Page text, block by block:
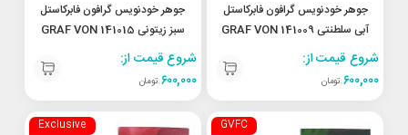
جوهر خودنویس گرافون فابرکاستل
آبی سلطنتی 141009 GRAF VON
FABER-CASTELLRoyal Blue
شروع قیمت از:
۶۰۰,۰۰۰ تومان
جوهر خودنویس گرافون فابرکاستل
سبز زیتونی 141015 GRAF VON
FABER-CASTELL Olive Green
شروع قیمت از:
۶۰۰,۰۰۰ تومان
GVFC
Exclusive